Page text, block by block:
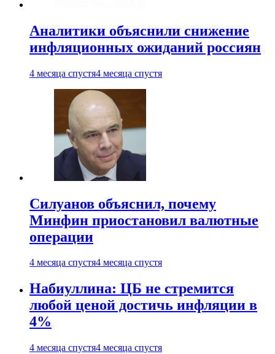
Аналитики объяснили снижение
инфляционных ожиданий россиян
4 месяца спустя4 месяца спустя
Силуанов объяснил, почему
Минфин приостановил валютные
операции
4 месяца спустя4 месяца спустя
Набиуллина: ЦБ не стремится
любой ценой достичь инфляции в
4%
4 месяца спустя4 месяца спустя